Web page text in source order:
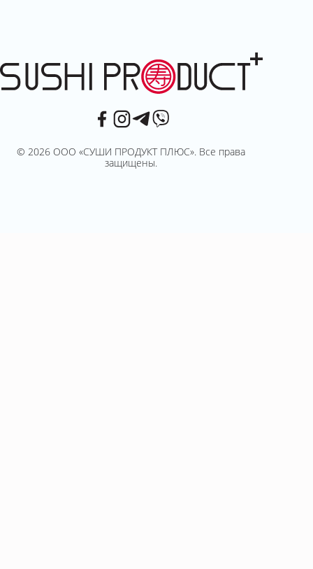
© 2026 ООО «СУШИ ПРОДУКТ ПЛЮС». Все права
защищены.